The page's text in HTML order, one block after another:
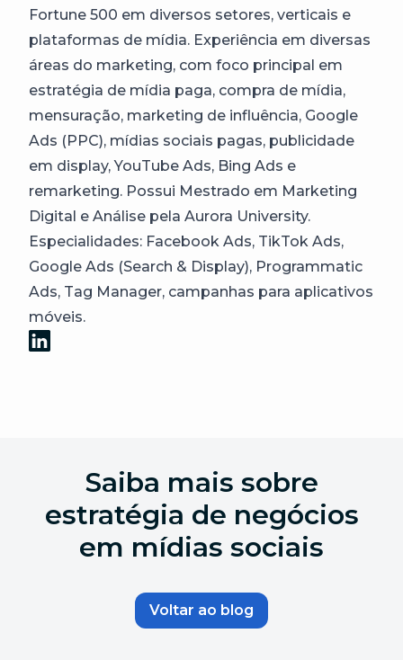
Fortune 500 em diversos setores, verticais e
plataformas de mídia. Experiência em diversas
áreas do marketing, com foco principal em
estratégia de mídia paga, compra de mídia,
mensuração, marketing de influência, Google
Ads (PPC), mídias sociais pagas, publicidade
em display, YouTube Ads, Bing Ads e
remarketing. Possui Mestrado em Marketing
Digital e Análise pela Aurora University.
Especialidades: Facebook Ads, TikTok Ads,
Google Ads (Search & Display), Programmatic
Ads, Tag Manager, campanhas para aplicativos
móveis.
Saiba mais sobre
estratégia de negócios
em mídias sociais
Voltar ao blog